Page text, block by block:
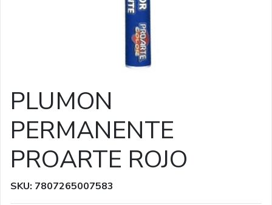
PLUMON
PERMANENTE
PROARTE ROJO
SKU: 7807265007583